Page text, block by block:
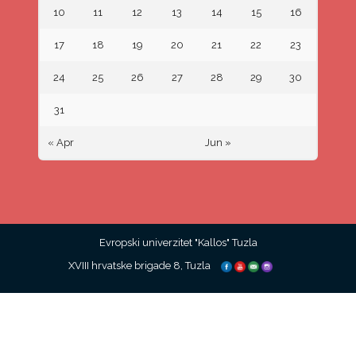
« Apr Jun »
10 11 12 13 14 15 16
17 18 19 20 21 22 23
24 25 26 27 28 29 30
31
Evropski univerzitet "Kallos" Tuzla
XVIII hrvatske brigade 8, Tuzla